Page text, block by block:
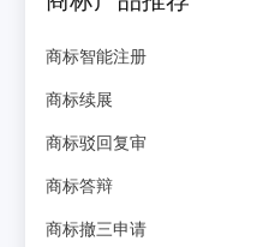
商标智能注册
商标续展
商标驳回复审
商标答辩
商标撤三申请